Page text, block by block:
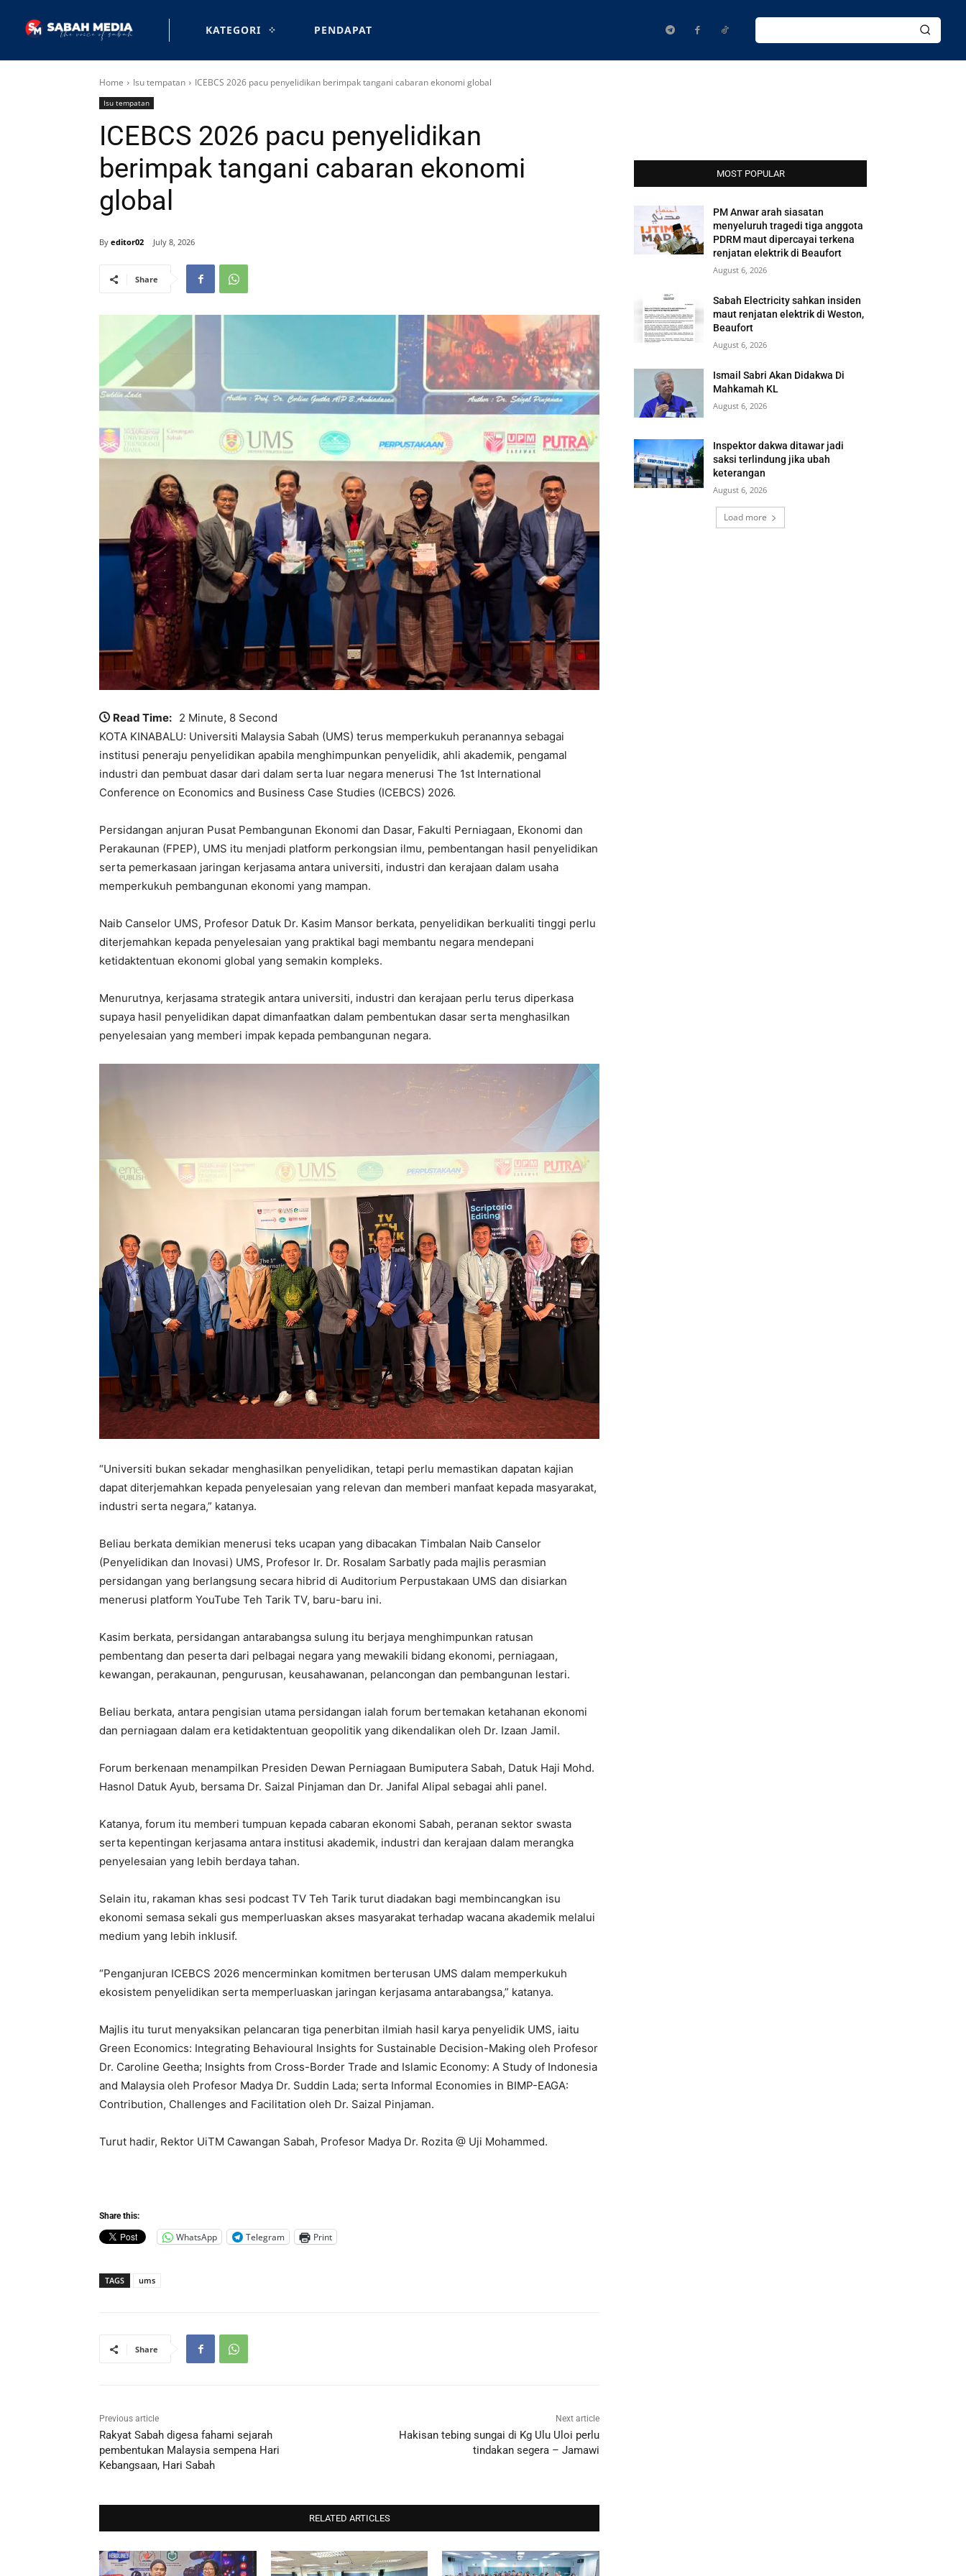
KATEGORI PENDAPAT
Home Isu tempatan ICEBCS 2026 pacu penyelidikan berimpak tangani cabaran ekonomi global
Isu tempatan
ICEBCS 2026 pacu penyelidikan
berimpak tangani cabaran ekonomi
global
By editor02 July 8, 2026
Share
Read Time: 2 Minute, 8 Second
KOTA KINABALU: Universiti Malaysia Sabah (UMS) terus memperkukuh peranannya sebagai
institusi peneraju penyelidikan apabila menghimpunkan penyelidik, ahli akademik, pengamal
industri dan pembuat dasar dari dalam serta luar negara menerusi The 1st International
Conference on Economics and Business Case Studies (ICEBCS) 2026.
Persidangan anjuran Pusat Pembangunan Ekonomi dan Dasar, Fakulti Perniagaan, Ekonomi dan
Perakaunan (FPEP), UMS itu menjadi platform perkongsian ilmu, pembentangan hasil penyelidikan
serta pemerkasaan jaringan kerjasama antara universiti, industri dan kerajaan dalam usaha
memperkukuh pembangunan ekonomi yang mampan.
Naib Canselor UMS, Profesor Datuk Dr. Kasim Mansor berkata, penyelidikan berkualiti tinggi perlu
diterjemahkan kepada penyelesaian yang praktikal bagi membantu negara mendepani
ketidaktentuan ekonomi global yang semakin kompleks.
Menurutnya, kerjasama strategik antara universiti, industri dan kerajaan perlu terus diperkasa
supaya hasil penyelidikan dapat dimanfaatkan dalam pembentukan dasar serta menghasilkan
penyelesaian yang memberi impak kepada pembangunan negara.
“Universiti bukan sekadar menghasilkan penyelidikan, tetapi perlu memastikan dapatan kajian
dapat diterjemahkan kepada penyelesaian yang relevan dan memberi manfaat kepada masyarakat,
industri serta negara,” katanya.
Beliau berkata demikian menerusi teks ucapan yang dibacakan Timbalan Naib Canselor
(Penyelidikan dan Inovasi) UMS, Profesor Ir. Dr. Rosalam Sarbatly pada majlis perasmian
persidangan yang berlangsung secara hibrid di Auditorium Perpustakaan UMS dan disiarkan
menerusi platform YouTube Teh Tarik TV, baru-baru ini.
Kasim berkata, persidangan antarabangsa sulung itu berjaya menghimpunkan ratusan
pembentang dan peserta dari pelbagai negara yang mewakili bidang ekonomi, perniagaan,
kewangan, perakaunan, pengurusan, keusahawanan, pelancongan dan pembangunan lestari.
Beliau berkata, antara pengisian utama persidangan ialah forum bertemakan ketahanan ekonomi
dan perniagaan dalam era ketidaktentuan geopolitik yang dikendalikan oleh Dr. Izaan Jamil.
Forum berkenaan menampilkan Presiden Dewan Perniagaan Bumiputera Sabah, Datuk Haji Mohd.
Hasnol Datuk Ayub, bersama Dr. Saizal Pinjaman dan Dr. Janifal Alipal sebagai ahli panel.
Katanya, forum itu memberi tumpuan kepada cabaran ekonomi Sabah, peranan sektor swasta
serta kepentingan kerjasama antara institusi akademik, industri dan kerajaan dalam merangka
penyelesaian yang lebih berdaya tahan.
Selain itu, rakaman khas sesi podcast TV Teh Tarik turut diadakan bagi membincangkan isu
ekonomi semasa sekali gus memperluaskan akses masyarakat terhadap wacana akademik melalui
medium yang lebih inklusif.
“Penganjuran ICEBCS 2026 mencerminkan komitmen berterusan UMS dalam memperkukuh
ekosistem penyelidikan serta memperluaskan jaringan kerjasama antarabangsa,” katanya.
Majlis itu turut menyaksikan pelancaran tiga penerbitan ilmiah hasil karya penyelidik UMS, iaitu
Green Economics: Integrating Behavioural Insights for Sustainable Decision-Making oleh Profesor
Dr. Caroline Geetha; Insights from Cross-Border Trade and Islamic Economy: A Study of Indonesia
and Malaysia oleh Profesor Madya Dr. Suddin Lada; serta Informal Economies in BIMP-EAGA:
Contribution, Challenges and Facilitation oleh Dr. Saizal Pinjaman.
Turut hadir, Rektor UiTM Cawangan Sabah, Profesor Madya Dr. Rozita @ Uji Mohammed.
Share this:
WhatsApp Telegram Print
TAGS ums
Share
Previous article
Rakyat Sabah digesa fahami sejarah
pembentukan Malaysia sempena Hari
Kebangsaan, Hari Sabah
Next article
Hakisan tebing sungai di Kg Ulu Uloi perlu
tindakan segera – Jamawi
RELATED ARTICLES
MOST POPULAR
PM Anwar arah siasatan
menyeluruh tragedi tiga anggota
PDRM maut dipercayai terkena
renjatan elektrik di Beaufort
August 6, 2026
Sabah Electricity sahkan insiden
maut renjatan elektrik di Weston,
Beaufort
August 6, 2026
Ismail Sabri Akan Didakwa Di
Mahkamah KL
August 6, 2026
Inspektor dakwa ditawar jadi
saksi terlindung jika ubah
keterangan
August 6, 2026
Load more